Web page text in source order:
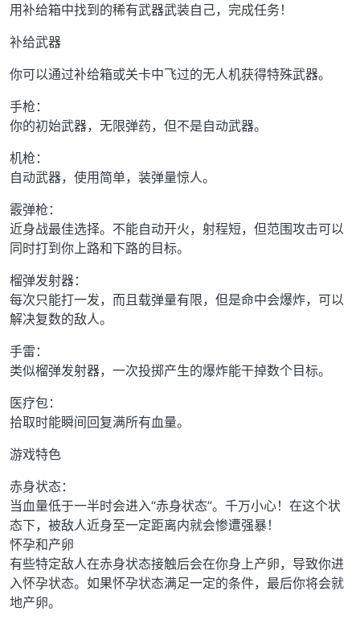
用补给箱中找到的稀有武器武装自己，完成任务！
补给武器
你可以通过补给箱或关卡中飞过的无人机获得特殊武器。
手枪：
你的初始武器，无限弹药，但不是自动武器。
机枪：
自动武器，使用简单，装弹量惊人。
霰弹枪：
近身战最佳选择。不能自动开火，射程短，但范围攻击可以
同时打到你上路和下路的目标。
榴弹发射器：
每次只能打一发，而且载弹量有限，但是命中会爆炸，可以
解决复数的敌人。
手雷：
类似榴弹发射器，一次投掷产生的爆炸能干掉数个目标。
医疗包：
拾取时能瞬间回复满所有血量。
游戏特色
赤身状态：
当血量低于一半时会进入“赤身状态”。千万小心！在这个状
态下，被敌人近身至一定距离内就会惨遭强暴！
怀孕和产卵
有些特定敌人在赤身状态接触后会在你身上产卵，导致你进
入怀孕状态。如果怀孕状态满足一定的条件，最后你将会就
地产卵。